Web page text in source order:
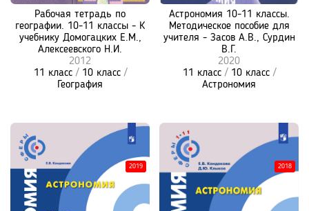
Рабочая тетрадь по
географии. 10-11 классы - К
учебнику Домогацких Е.М.,
Алексеевского Н.И.
2012
11 класс/ 10 класс/
География
Астрономия 10-11 классы.
Методическое пособие для
учителя - Засов А.В., Сурдин
В.Г.
2020
11 класс/ 10 класс/
Астрономия
2019 2018